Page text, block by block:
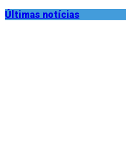
Últimas notícias